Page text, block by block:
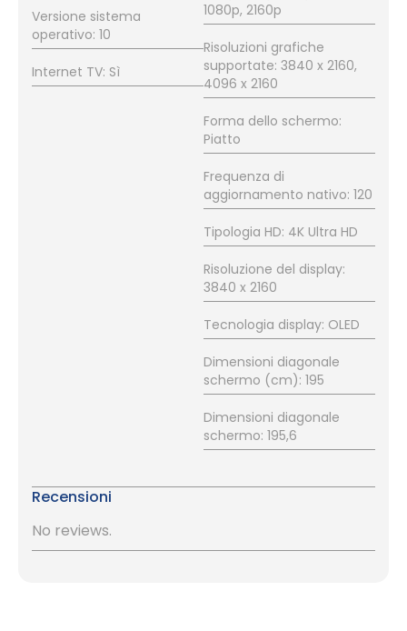
Versione sistema
operativo: 10
Internet TV: Sì
1080p, 2160p
Risoluzioni grafiche
supportate: 3840 x 2160,
4096 x 2160
Forma dello schermo:
Piatto
Frequenza di
aggiornamento nativo: 120
Tipologia HD: 4K Ultra HD
Risoluzione del display:
3840 x 2160
Tecnologia display: OLED
Dimensioni diagonale
schermo (cm): 195
Dimensioni diagonale
schermo: 195,6
Recensioni
No reviews.